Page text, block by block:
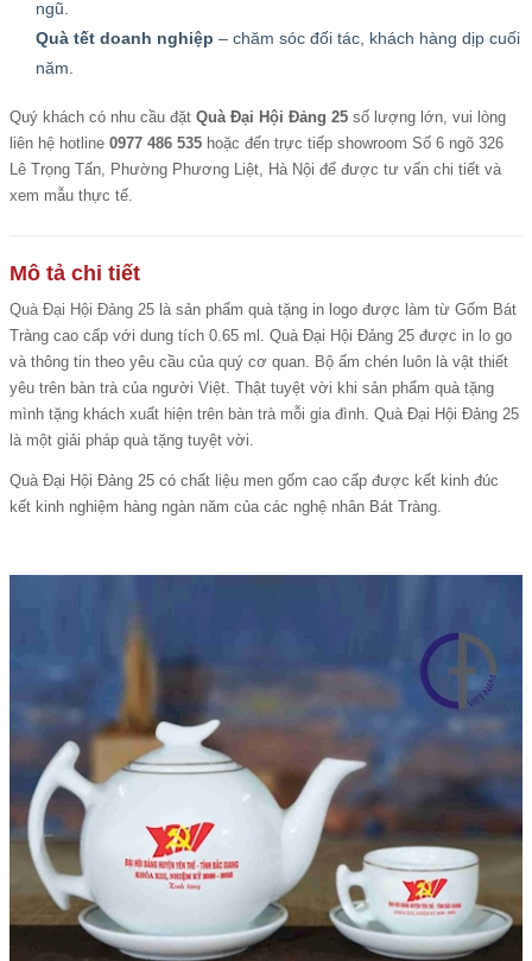
ngũ.
Quà tết doanh nghiệp – chăm sóc đối tác, khách hàng dịp cuối
năm.
Quý khách có nhu cầu đặt Quà Đại Hội Đảng 25 số lượng lớn, vui lòng
liên hệ hotline 0977 486 535 hoặc đến trực tiếp showroom Số 6 ngõ 326
Lê Trọng Tấn, Phường Phương Liệt, Hà Nội để được tư vấn chi tiết và
xem mẫu thực tế.
Mô tả chi tiết
Quà Đại Hội Đảng 25 là sản phẩm quà tặng in logo được làm từ Gốm Bát
Tràng cao cấp với dung tích 0.65 ml. Quà Đại Hội Đảng 25 được in lo go
và thông tin theo yêu cầu của quý cơ quan. Bộ ấm chén luôn là vật thiết
yêu trên bàn trà của người Việt. Thật tuyệt vời khi sản phẩm quà tặng
mình tặng khách xuất hiện trên bàn trà mỗi gia đình. Quà Đại Hội Đảng 25
là một giải pháp quà tặng tuyệt vời.
Quà Đại Hội Đảng 25 có chất liệu men gốm cao cấp được kết kinh đúc
kết kinh nghiệm hàng ngàn năm của các nghệ nhân Bát Tràng.